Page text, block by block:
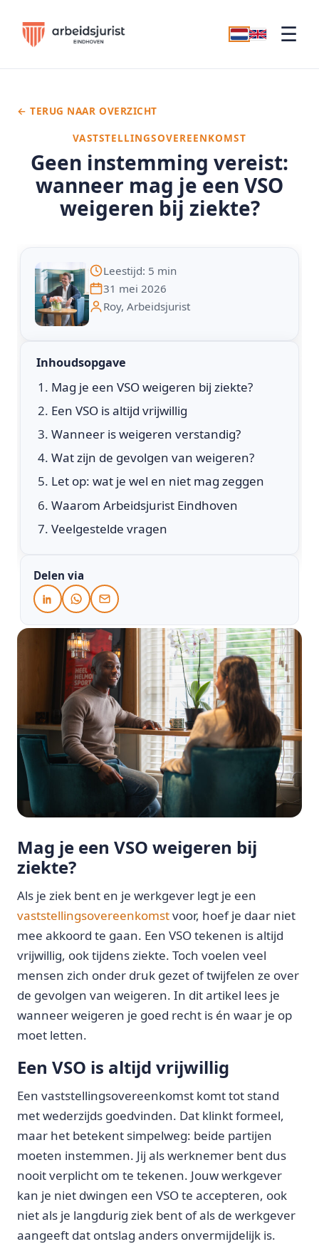
☰
Geen instemming vereist:
wanneer mag je een VSO
weigeren bij ziekte?
← TERUG NAAR OVERZICHT
VASTSTELLINGSOVEREENKOMST
Leestijd: 5 min
31 mei 2026
Roy, Arbeidsjurist
Inhoudsopgave
Mag je een VSO weigeren bij ziekte?
Een VSO is altijd vrijwillig
Wanneer is weigeren verstandig?
Wat zijn de gevolgen van weigeren?
Let op: wat je wel en niet mag zeggen
Waarom Arbeidsjurist Eindhoven
Veelgestelde vragen
Delen via
Mag je een VSO weigeren bij
ziekte?
Als je ziek bent en je werkgever legt je een
vaststellingsovereenkomstvoor, hoef je daar niet
mee akkoord te gaan. Een VSO tekenen is altijd
vrijwillig, ook tijdens ziekte. Toch voelen veel
mensen zich onder druk gezet of twijfelen ze over
de gevolgen van weigeren. In dit artikel lees je
wanneer weigeren je goed recht is én waar je op
moet letten.
Een VSO is altijd vrijwillig
Een vaststellingsovereenkomst komt tot stand
met wederzijds goedvinden. Dat klinkt formeel,
maar het betekent simpelweg: beide partijen
moeten instemmen. Jij als werknemer bent dus
nooit verplicht om te tekenen. Jouw werkgever
kan je niet dwingen een VSO te accepteren, ook
niet als je langdurig ziek bent of als de werkgever
aangeeft dat ontslag anders onvermijdelijk is.